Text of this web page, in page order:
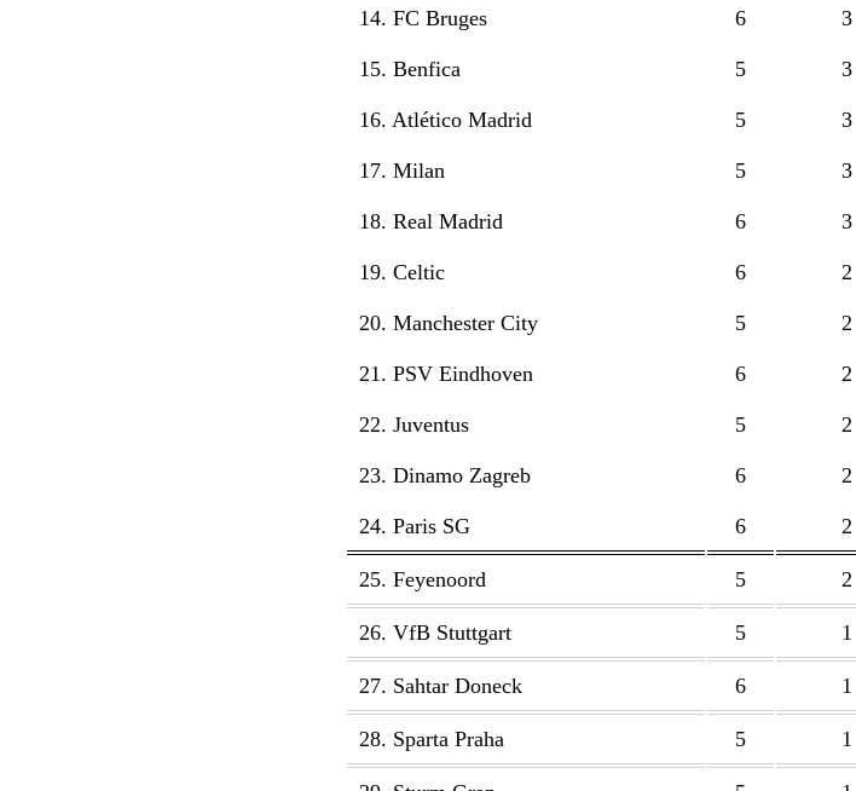
14. FC Bruges 6 3
15. Benfica 5 3
16. Atlético Madrid 5 3
17. Milan 5 3
18. Real Madrid 6 3
19. Celtic 6 2
20. Manchester City 5 2
21. PSV Eindhoven 6 2
22. Juventus 5 2
23. Dinamo Zagreb 6 2
24. Paris SG 6 2
25. Feyenoord 5 2
26. VfB Stuttgart 5 1
27. Sahtar Doneck 6 1
28. Sparta Praha 5 1